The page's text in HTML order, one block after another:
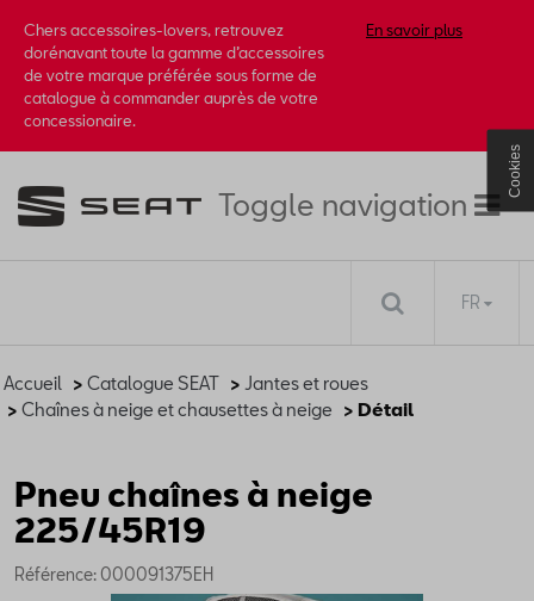
Chers accessoires-lovers, retrouvez
dorénavant toute la gamme d’accessoires
de votre marque préférée sous forme de
catalogue à commander auprès de votre
concessionaire.
En savoir plus
Toggle navigation
FR
Accueil > Catalogue SEAT > Jantes et roues
> Chaînes à neige et chausettes à neige > Détail
Pneu chaînes à neige
225/45R19
Référence: 000091375EH
Cookies